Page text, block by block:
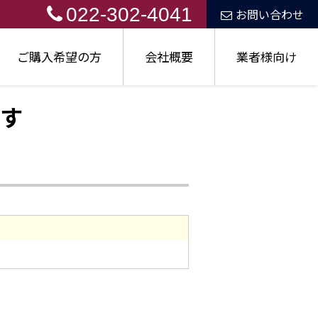
022-302-4041 お問い合わせ
ご購入希望の方 会社概要 業者様向け